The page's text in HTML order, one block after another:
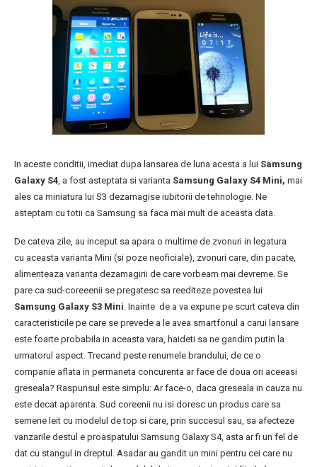
In aceste conditii, imediat dupa lansarea de luna acesta a lui Samsung
Galaxy S4, a fost asteptata si varianta Samsung Galaxy S4 Mini, mai
ales ca miniatura lui S3 dezamagise iubitorii de tehnologie. Ne
asteptam cu totii ca Samsung sa faca mai mult de aceasta data.
De cateva zile, au inceput sa apara o multime de zvonuri in legatura
cu aceasta varianta Mini (si poze neoficiale), zvonuri care, din pacate,
alimenteaza varianta dezamagirii de care vorbeam mai devreme. Se
pare ca sud-coreeenii se pregatesc sa reediteze povestea lui
Samsung Galaxy S3 Mini. Inainte de a va expune pe scurt cateva din
caracteristicile pe care se prevede a le avea smartfonul a carui lansare
este foarte probabila in aceasta vara, haideti sa ne gandim putin la
urmatorul aspect. Trecand peste renumele brandului, de ce o
companie aflata in permaneta concurenta ar face de doua ori aceeasi
greseala? Raspunsul este simplu: Ar face-o, daca greseala in cauza nu
este decat aparenta. Sud coreenii nu isi doresc un produs care sa
semene leit cu modelul de top si care, prin succesul sau, sa afecteze
vanzarile destul e proaspatului Samsung Galaxy S4, asta ar fi un fel de
dat cu stangul in dreptul. Asadar au gandit un mini pentru cei care nu